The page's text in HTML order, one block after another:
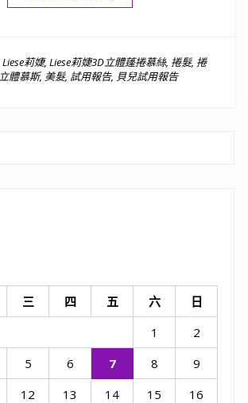
Liese莉婕, Liese莉婕3D立體蓬捲慕絲, 捲髮, 捲
立體慕斯, 美髮, 試用報告, 貝兒試用報告
三 四 五 六
日
1
2
5 6 7 8
9
12 13 14 15
16